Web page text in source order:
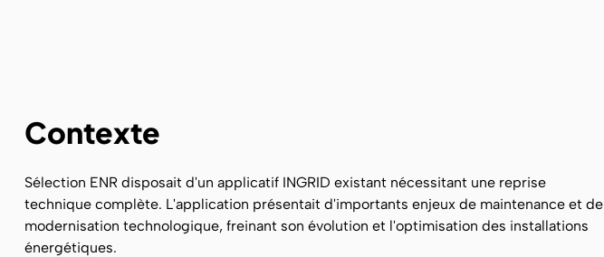
Contexte
Sélection ENR disposait d'un applicatif INGRID existant nécessitant une reprise
technique complète. L'application présentait d'importants enjeux de maintenance et de
modernisation technologique, freinant son évolution et l'optimisation des installations
énergétiques.